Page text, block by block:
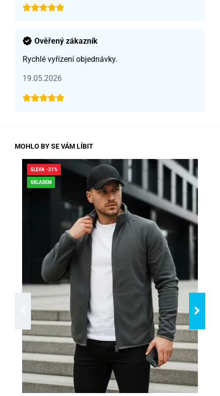
Ověřený zákazník
Rychlé vyřízení objednávky.
19.05.2026
MOHLO BY SE VÁM LÍBIT
SLEVA -31%
SKLADEM